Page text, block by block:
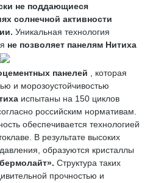
не поддающиеся
солнечной активности
Уникальная технология
не позволяет панелям Нитиха
панелей
, которая
и морозоустойчивостью
испытаны на 150 циклов
российским нормативам.
обеспечивается технологией
В результате высоких
образуются кристаллы
. Структура таких
прочностью и